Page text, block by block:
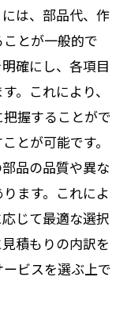
は、部品代、作
とが一般的で
確にし、各項目
。これにより、
握することがで
とが可能です。
品の品質や異な
ます。これによ
じて最適な選択
積もりの内訳を
ビスを選ぶ上で